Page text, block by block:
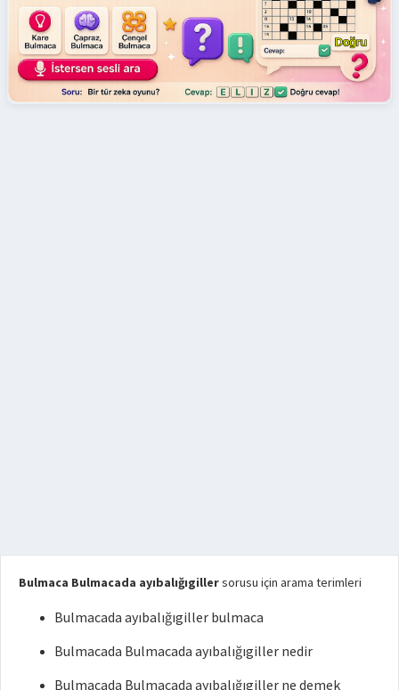
Bulmaca Bulmacada ayıbalığıgillersorusu için arama terimleri
Bulmacada ayıbalığıgiller bulmaca
Bulmacada Bulmacada ayıbalığıgiller nedir
Bulmacada Bulmacada ayıbalığıgiller ne demek